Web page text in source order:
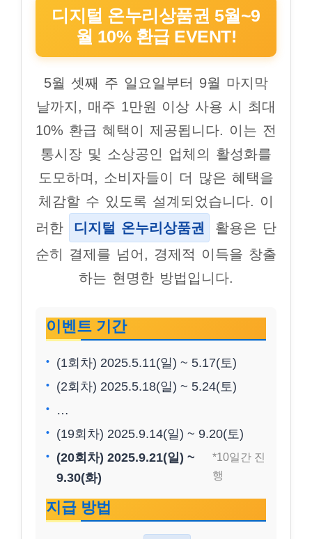
디지털 온누리상품권 5월~9
월 10% 환급 EVENT!
5월 셋째 주 일요일부터 9월 마지막
날까지, 매주 1만원 이상 사용 시 최대
10% 환급 혜택이 제공됩니다. 이는 전
통시장 및 소상공인 업체의 활성화를
도모하며, 소비자들이 더 많은 혜택을
체감할 수 있도록 설계되었습니다. 이
러한
디지털 온누리상품권
활용은 단
순히 결제를 넘어, 경제적 이득을 창출
하는 현명한 방법입니다.
이벤트 기간
(1회차) 2025.5.11(일) ~ 5.17(토)
(2회차) 2025.5.18(일) ~ 5.24(토)
…
(19회차) 2025.9.14(일) ~ 9.20(토)
(20회차) 2025.9.21(일) ~
9.30(화)
*10일간 진
행
지급 방법